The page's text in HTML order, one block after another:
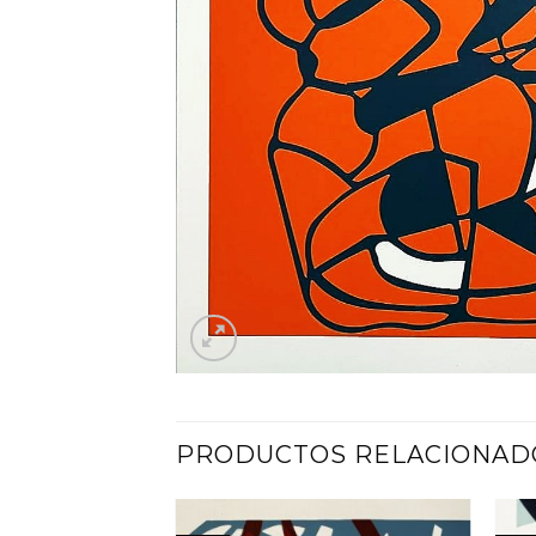
PRODUCTOS